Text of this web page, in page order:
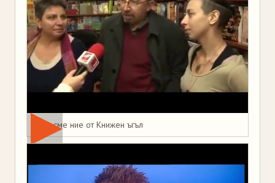
Това сме ние от Книжен ъгъл